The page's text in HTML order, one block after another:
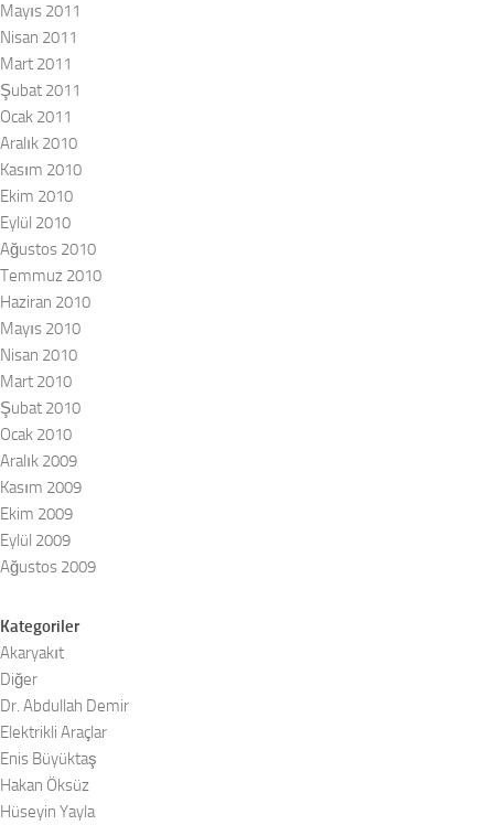
Mayıs 2011
Nisan 2011
Mart 2011
Şubat 2011
Ocak 2011
Aralık 2010
Kasım 2010
Ekim 2010
Eylül 2010
Ağustos 2010
Temmuz 2010
Haziran 2010
Mayıs 2010
Nisan 2010
Mart 2010
Şubat 2010
Ocak 2010
Aralık 2009
Kasım 2009
Ekim 2009
Eylül 2009
Ağustos 2009
Kategoriler
Akaryakıt
Diğer
Dr. Abdullah Demir
Elektrikli Araçlar
Enis Büyüktaş
Hakan Öksüz
Hüseyin Yayla